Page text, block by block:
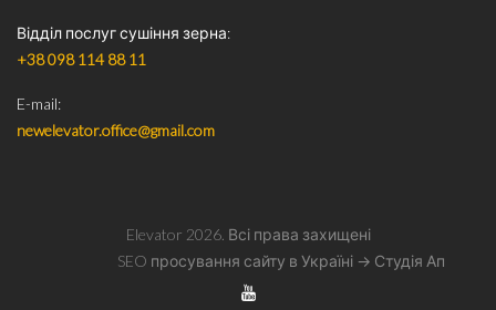
Відділ послуг сушіння зерна
+38 098 114 88 11
E-mail
newelevator.office@gmail.com
Elevator 2026. Всі права захищені
SEO просування сайту в Україні → Студія Ап